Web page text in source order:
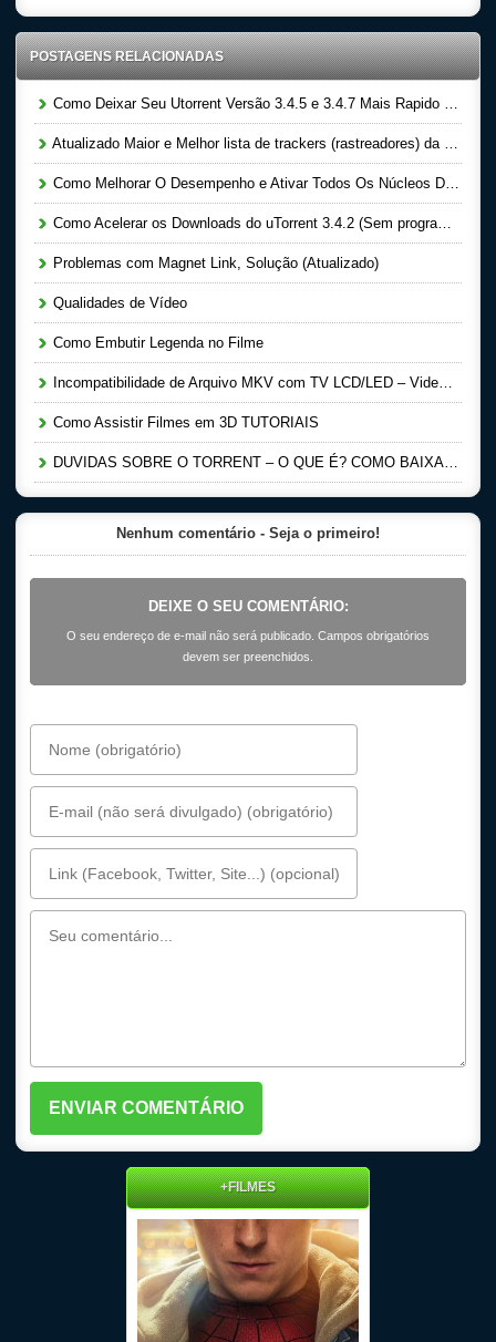
POSTAGENS RELACIONADAS
Como Deixar Seu Utorrent Versão 3.4.5 e 3.4.7 Mais Rapido (2016) Download Mais rapido
Atualizado Maior e Melhor lista de trackers (rastreadores) da internet mundial (2016 – 2017)
Como Melhorar O Desempenho e Ativar Todos Os Núcleos Do Processador
Como Acelerar os Downloads do uTorrent 3.4.2 (Sem programas) ( Qualquer versão)
Problemas com Magnet Link, Solução (Atualizado)
Qualidades de Vídeo
Como Embutir Legenda no Filme
Incompatibilidade de Arquivo MKV com TV LCD/LED – Video Aula
Como Assistir Filmes em 3D TUTORIAIS
DUVIDAS SOBRE O TORRENT – O QUE É? COMO BAIXAR E SEMEAR?
Nenhum comentário - Seja o primeiro!
DEIXE O SEU COMENTÁRIO:
O seu endereço de e-mail não será publicado. Campos obrigatórios
devem ser preenchidos.
+FILMES